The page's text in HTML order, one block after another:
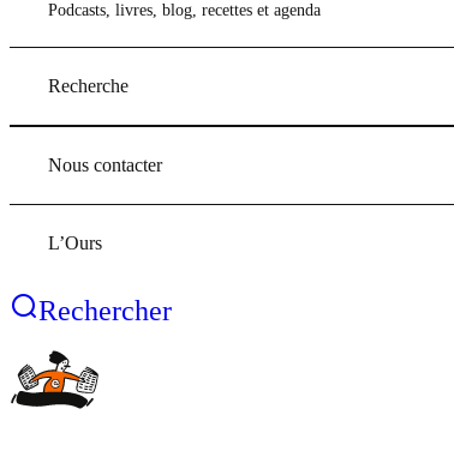
Podcasts, livres, blog, recettes et agenda
Recherche
Nous contacter
L’Ours
Rechercher